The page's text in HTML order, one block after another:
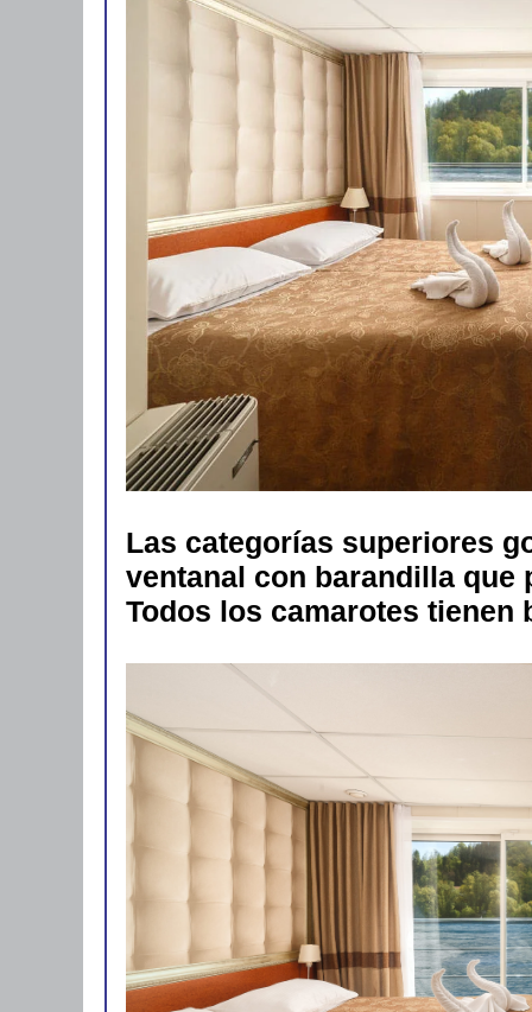
Las categorías superiores
ventanal con barandilla que
Todos los camarotes tienen